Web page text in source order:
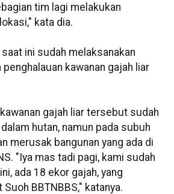
tim lagi melakukan
kata dia.
ini sudah melaksanakan
penghalauan kawanan gajah liar
gajah liar tersebut sudah
hutan, namun pada subuh
merusak bangunan yang ada di
"Iya mas tadi pagi, kami sudah
ada 18 ekor gajah, yang
BBTNBBS," katanya.